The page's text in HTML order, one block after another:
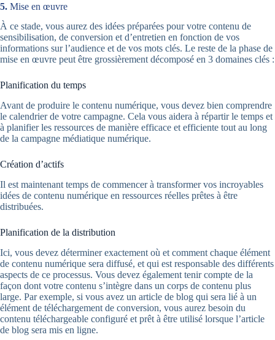
5. Mise en œuvre
À ce stade, vous aurez des idées préparées pour votre contenu de
sensibilisation, de conversion et d’entretien en fonction de vos
informations sur l’audience et de vos mots clés. Le reste de la phase de
mise en œuvre peut être grossièrement décomposé en 3 domaines clés :
Planification du temps
Avant de produire le contenu numérique, vous devez bien comprendre
le calendrier de votre campagne. Cela vous aidera à répartir le temps et
à planifier les ressources de manière efficace et efficiente tout au long
de la campagne médiatique numérique.
Création d’actifs
Il est maintenant temps de commencer à transformer vos incroyables
idées de contenu numérique en ressources réelles prêtes à être
distribuées.
Planification de la distribution
Ici, vous devez déterminer exactement où et comment chaque élément
de contenu numérique sera diffusé, et qui est responsable des différents
aspects de ce processus. Vous devez également tenir compte de la
façon dont votre contenu s’intègre dans un corps de contenu plus
large. Par exemple, si vous avez un article de blog qui sera lié à un
élément de téléchargement de conversion, vous aurez besoin du
contenu téléchargeable configuré et prêt à être utilisé lorsque l’article
de blog sera mis en ligne.